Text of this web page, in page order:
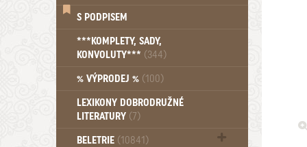
S PODPISEM
***KOMPLETY, SADY,
KONVOLUTY*** (344)
% VÝPRODEJ % (100)
LEXIKONY DOBRODRUŽNÉ
LITERATURY (7)
BELETRIE (10841)